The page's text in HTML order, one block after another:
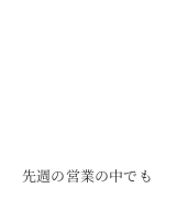
先週の営業の中でも